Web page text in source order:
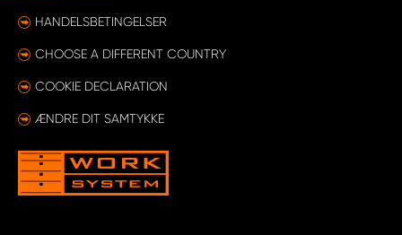
HANDELSBETINGELSER
CHOOSE A DIFFERENT COUNTRY
COOKIE DECLARATION
ÆNDRE DIT SAMTYKKE